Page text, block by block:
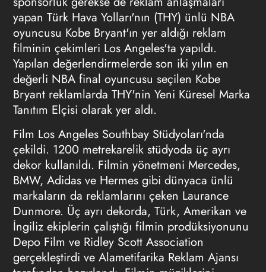
yapan Türk Hava Yolları'nın (THY) ünlü NBA
oyuncusu Kobe Bryant'ın yer aldığı reklam
filminin çekimleri Los Angeles'ta yapıldı.
Yapılan değerlendirmelerde son iki yılın en
değerli NBA final oyuncusu seçilen Kobe
Bryant reklamlarda THY'nin Yeni Küresel Marka
Tanıtım Elçisi olarak yer aldı.
Film Los Angeles Southbay Stüdyoları'nda
çekildi. 1200 metrekarelik stüdyoda üç ayrı
dekor kullanıldı. Filmin yönetmeni Mercedes,
BMW, Adidas ve Hermes gibi dünyaca ünlü
markaların da reklamlarını çeken Laurance
Dunmore. Üç ayrı dekorda, Türk, Amerikan ve
İngiliz ekiplerin çalıştığı filmin prodüksiyonunu
Depo Film ve Ridley Scott Association
gerçekleştirdi ve Alametifarika Reklam Ajansı